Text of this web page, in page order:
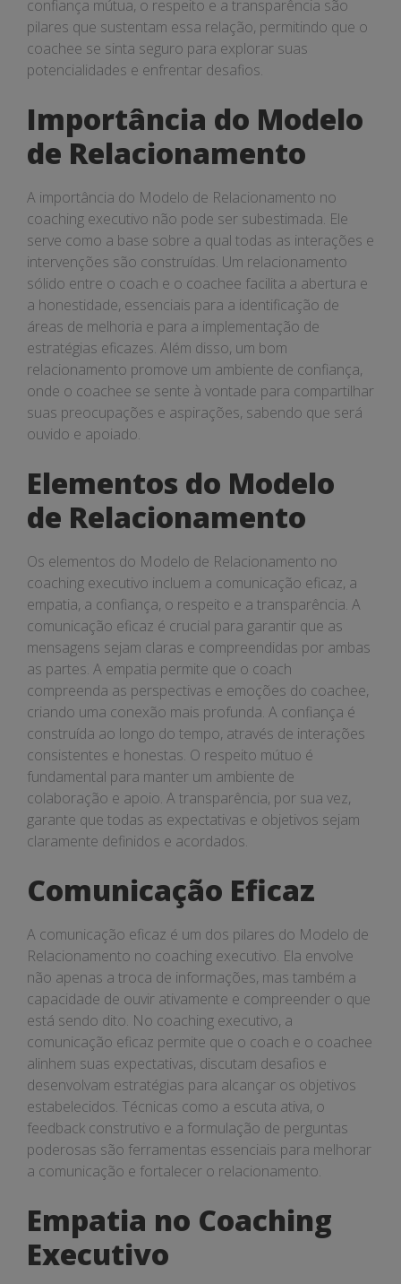
confiança mútua, o respeito e a transparência são
pilares que sustentam essa relação, permitindo que o
coachee se sinta seguro para explorar suas
potencialidades e enfrentar desafios.
Importância do Modelo
de Relacionamento
A importância do Modelo de Relacionamento no
coaching executivo não pode ser subestimada. Ele
serve como a base sobre a qual todas as interações e
intervenções são construídas. Um relacionamento
sólido entre o coach e o coachee facilita a abertura e
a honestidade, essenciais para a identificação de
áreas de melhoria e para a implementação de
estratégias eficazes. Além disso, um bom
relacionamento promove um ambiente de confiança,
onde o coachee se sente à vontade para compartilhar
suas preocupações e aspirações, sabendo que será
ouvido e apoiado.
Elementos do Modelo
de Relacionamento
Os elementos do Modelo de Relacionamento no
coaching executivo incluem a comunicação eficaz, a
empatia, a confiança, o respeito e a transparência. A
comunicação eficaz é crucial para garantir que as
mensagens sejam claras e compreendidas por ambas
as partes. A empatia permite que o coach
compreenda as perspectivas e emoções do coachee,
criando uma conexão mais profunda. A confiança é
construída ao longo do tempo, através de interações
consistentes e honestas. O respeito mútuo é
fundamental para manter um ambiente de
colaboração e apoio. A transparência, por sua vez,
garante que todas as expectativas e objetivos sejam
claramente definidos e acordados.
Comunicação Eficaz
A comunicação eficaz é um dos pilares do Modelo de
Relacionamento no coaching executivo. Ela envolve
não apenas a troca de informações, mas também a
capacidade de ouvir ativamente e compreender o que
está sendo dito. No coaching executivo, a
comunicação eficaz permite que o coach e o coachee
alinhem suas expectativas, discutam desafios e
desenvolvam estratégias para alcançar os objetivos
estabelecidos. Técnicas como a escuta ativa, o
feedback construtivo e a formulação de perguntas
poderosas são ferramentas essenciais para melhorar
a comunicação e fortalecer o relacionamento.
Empatia no Coaching
Executivo